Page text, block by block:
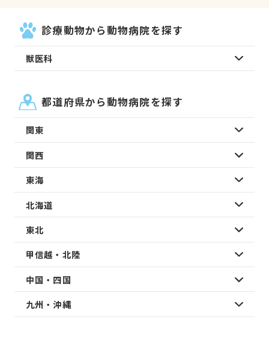
診療動物から動物病院を探す
獣医科
都道府県から動物病院を探す
関東
関西
東海
北海道
東北
甲信越・北陸
中国・四国
九州・沖縄